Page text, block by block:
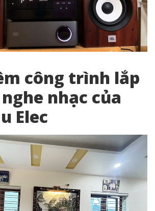
công trình lắp
nhạc của
Elec